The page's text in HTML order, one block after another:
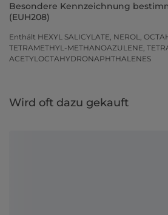
Besondere Kennzeichnung
(EUH208)
Enthält HEXYL SALICYLATE, NEROL,
TETRAMETHYL-METHANOAZULENE,
ACETYLOCTAHYDRONAPHTHALENES
Wird oft dazu gekauft